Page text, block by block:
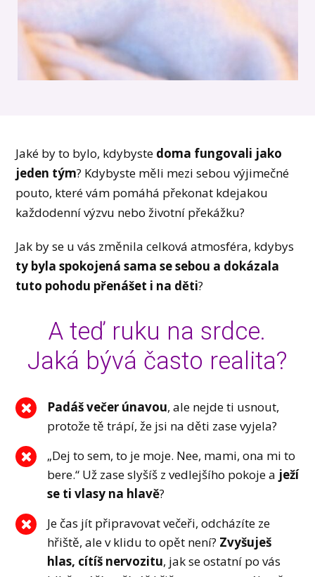
Jaké by to bylo, kdybyste doma fungovali jako
jeden tým? Kdybyste měli mezi sebou výjimečné
pouto, které vám pomáhá překonat kdejakou
každodenní výzvu nebo životní překážku?
Jak by se u vás změnila celková atmosféra, kdybys
ty byla spokojená sama se sebou a dokázala
tuto pohodu přenášet i na děti?
A teď ruku na srdce.
Jaká bývá často realita?
Padáš večer únavou, ale nejde ti usnout,
protože tě trápí, že jsi na děti zase vyjela?
„Dej to sem, to je moje. Nee, mami, ona mi to
bere.“ Už zase slyšíš z vedlejšího pokoje a ježí
se ti vlasy na hlavě?
Je čas jít připravovat večeři, odcházíte ze
hřiště, ale v klidu to opět není? Zvyšuješ
hlas, cítíš nervozitu, jak se ostatní po vás